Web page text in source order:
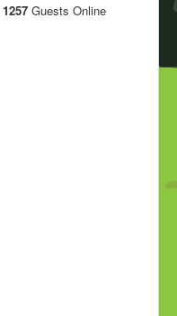
1257 Guests Online